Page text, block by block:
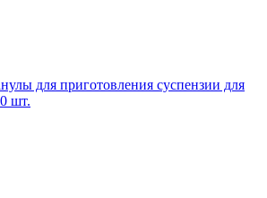
для приготовления суспензии для
шт.